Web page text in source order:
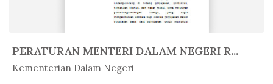
PERATURAN MENTERI DALAM NEGERI R...
Kementerian Dalam Negeri
In Peratur...